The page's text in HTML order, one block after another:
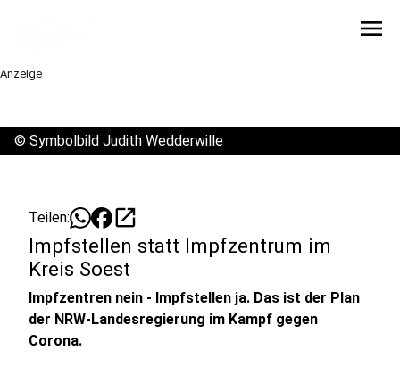
menu
Anzeige
© Symbolbild Judith Wedderwille
Teilen: open_in_new
Impfstellen statt Impfzentrum im
Kreis Soest
Impfzentren nein - Impfstellen ja. Das ist der Plan
der NRW-Landesregierung im Kampf gegen
Corona.